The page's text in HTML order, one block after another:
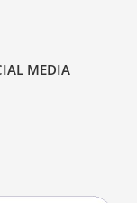
MEDIA